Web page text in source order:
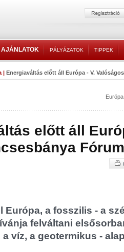
AJÁNLATOK PÁLYÁZATOK TIPPEK
| Energiaváltás előtt áll Európa - V.
Európa
előtt áll
Fórum
Európa, a fosszilis - a
felváltani
a víz, a geotermikus -